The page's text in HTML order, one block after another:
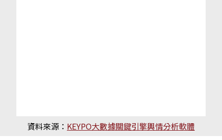
資料來源： KEYPO大數據關鍵引擎輿情分析軟體